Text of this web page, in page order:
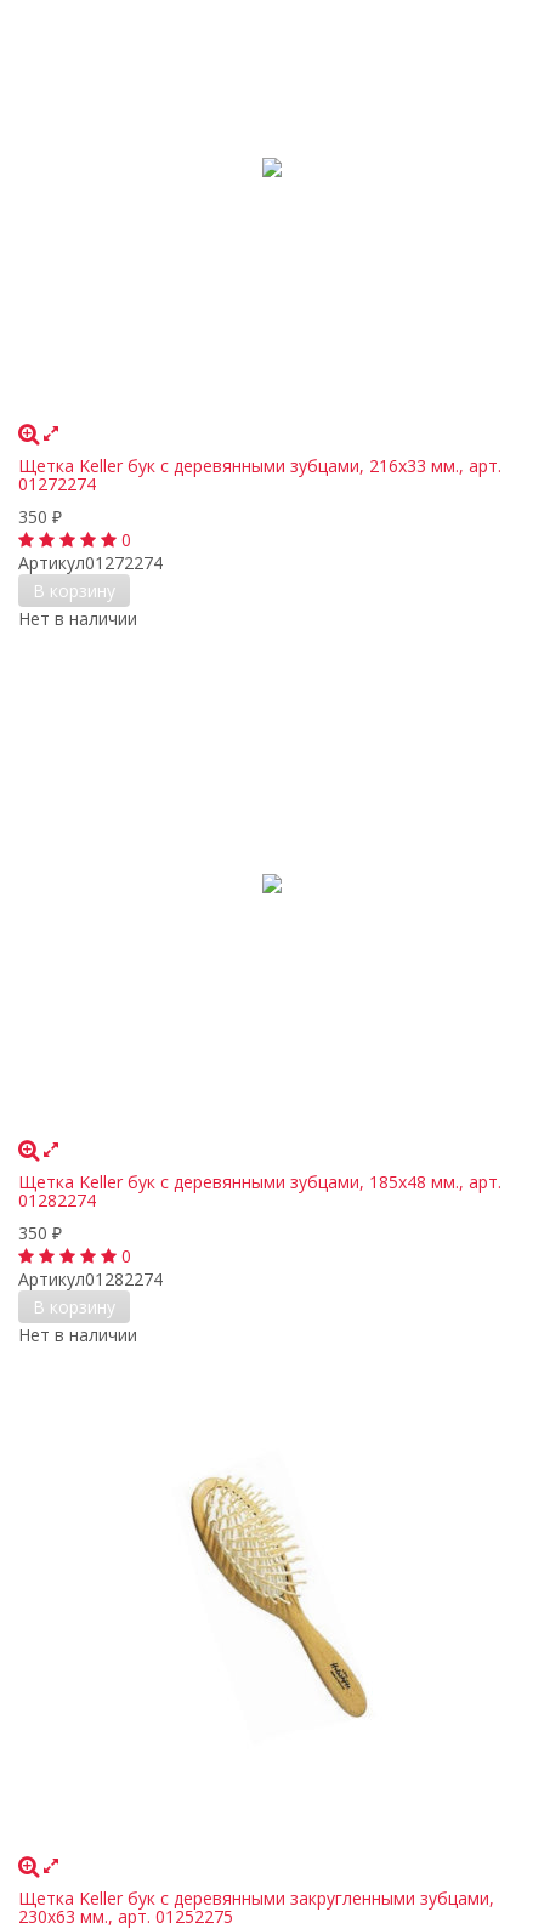
Щетка Keller бук с деревянными зубцами, 216х33 мм., арт.
01272274
350 ₽
0
Артикул01272274
В корзину
Нет в наличии
Щетка Keller бук с деревянными зубцами, 185х48 мм., арт.
01282274
350 ₽
0
Артикул01282274
В корзину
Нет в наличии
Щетка Keller бук с деревянными закругленными зубцами,
230х63 мм., арт. 01252275